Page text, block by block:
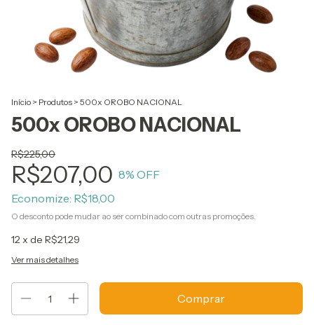
Início > Produtos > 500x OROBO NACIONAL
500x OROBO NACIONAL
R$225,00
R$207,00 8% OFF
Economize: R$18,00
O desconto pode mudar ao ser combinado com outras promoções.
12x de R$21,29
Ver mais detalhes